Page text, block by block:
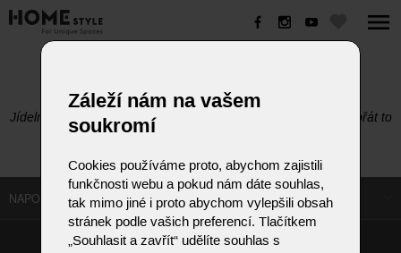
Jídelna je místo, kde se celá rodina setkává, tak proč si nedopřát to
nejlepší za skvělé ceny.
NAPOSLEDY NAVŠTÍVENÉ ODKAZY
©Homestyle.cz2026
Záleží nám na vašem
soukromí
Cookies používáme proto, abychom zajistili
funkčnosti webu a pokud nám dáte souhlas,
tak mimo jiné i proto abychom vylepšili obsah
stránek podle vašich preferencí. Tlačítkem
„Souhlasit a zavřít“ udělíte souhlas s